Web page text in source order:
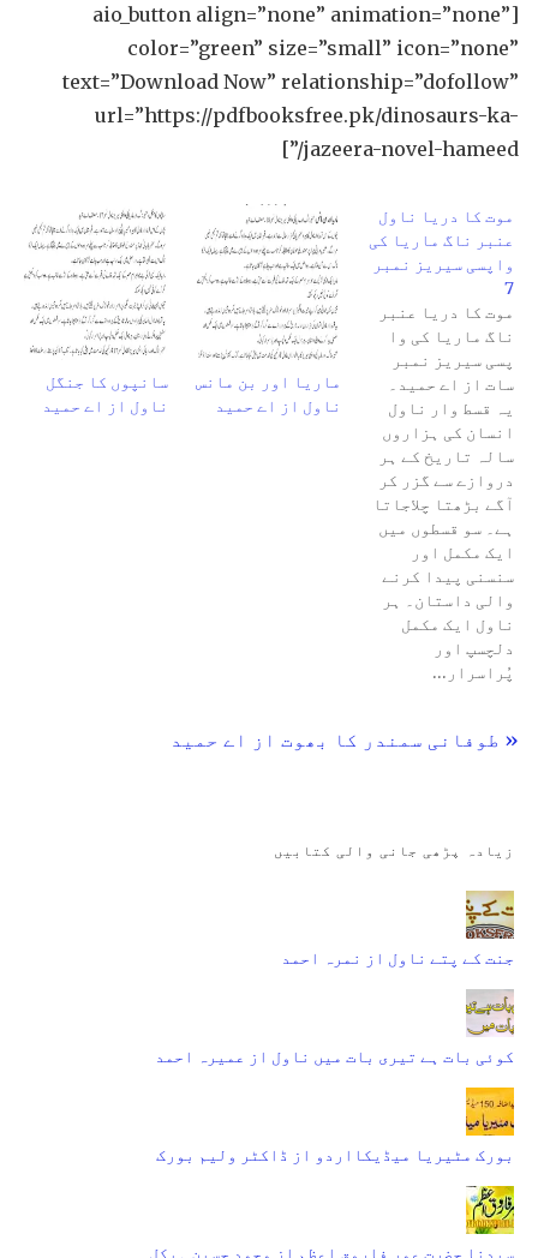
[aio_button align=”none” animation=”none”
color=”green” size=”small” icon=”none”
text=”Download Now” relationship=”dofollow”
url=”https://pdfbooksfree.pk/dinosaurs-ka-
jazeera-novel-hameed/”]
سانپوں کا جنگل
ناول از اے حمید
ماریا اور بن مانس
ناول از اے حمید
موت کا دریا ناول
عنبر ناگ ماریا کی
واپسی سیریز نمبر
7
موت کا دریا عنبر
ناگ ماریا کی وا
پسی سیریز نمبر
سات از اے حمید۔
یہ قسط وار ناول
انسان کی ہزاروں
سالہ تاریخ کے ہر
دروازے سے گزر کر
آگے بڑھتا چلاجاتا
ہے۔ سو قسطوں میں
ایک مکمل اور
سنسنی پیدا کرنے
والی داستان۔ ہر
ناول ایک مکمل
دلچسپ اور
پُراسرار…
« طوفانی سمندر کا بھوت از اے حمید
زیادہ پڑھی جانی والی کتابیں
جنت کے پتے ناول از نمرہ احمد
کوئی بات ہے تیری بات میں ناول از عمیرہ احمد
بورک مٹیریا میڈیکااردو از ڈاکٹر ولیم بورک
سیدنا حضرت عمر فاروقِ اعظم از محمد حسین ہیکل